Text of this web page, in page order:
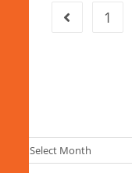
1
Select Month